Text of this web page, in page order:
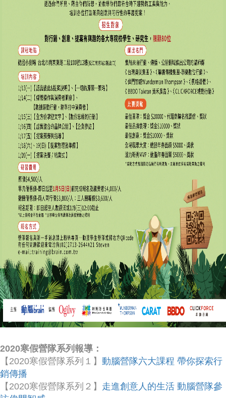
2020寒假營隊系列報導：
【2020寒假營隊系列１】 動腦營隊六大課程 帶你探索行
銷傳播
【2020寒假營隊系列２】 走進創意人的生活 動腦營隊參